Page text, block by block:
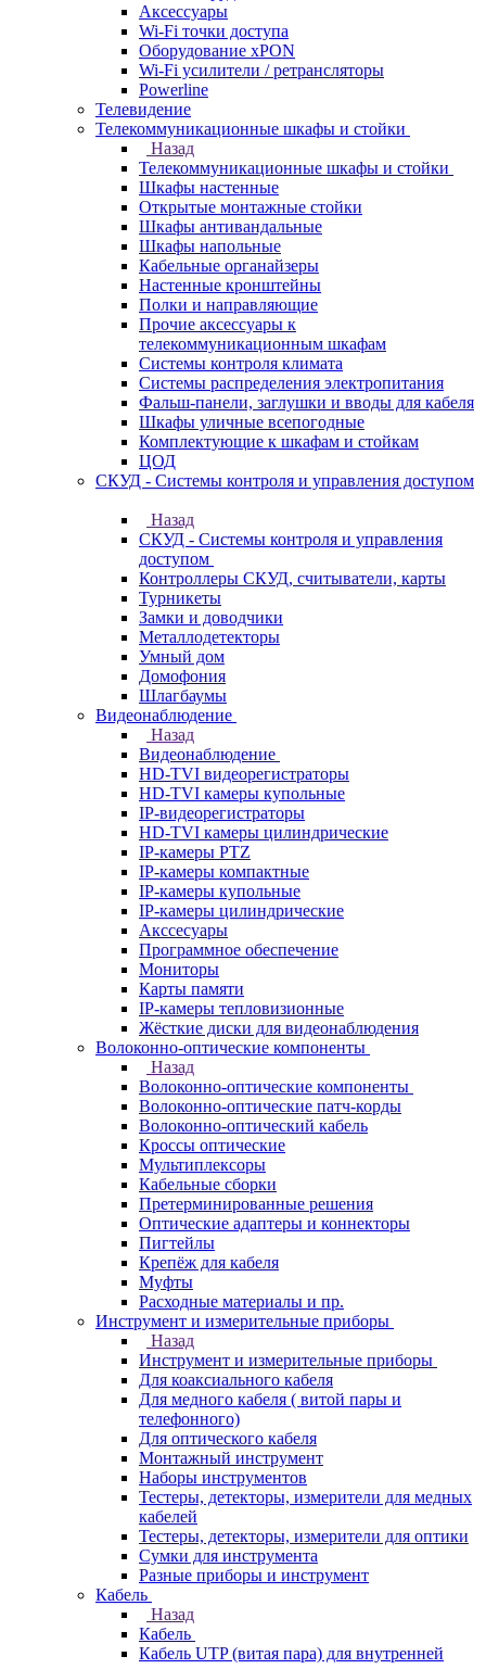
Аксессуары
Wi-Fi точки доступа
Оборудование хPON
Wi-Fi усилители / ретрансляторы
Powerline
Телевидение
Телекоммуникационные шкафы и стойки
Назад
Телекоммуникационные шкафы и стойки
Шкафы настенные
Открытые монтажные стойки
Шкафы антивандальные
Шкафы напольные
Кабельные органайзеры
Настенные кронштейны
Полки и направляющие
Прочие аксессуары к
телекоммуникационным шкафам
Системы контроля климата
Системы распределения электропитания
Фальш-панели, заглушки и вводы для кабеля
Шкафы уличные всепогодные
Комплектующие к шкафам и стойкам
ЦОД
СКУД - Системы контроля и управления доступом
Назад
СКУД - Системы контроля и управления
доступом
Контроллеры СКУД, считыватели, карты
Турникеты
Замки и доводчики
Металлодетекторы
Умный дом
Домофония
Шлагбаумы
Видеонаблюдение
Назад
Видеонаблюдение
HD-TVI видеорегистраторы
HD-TVI камеры купольные
IP-видеорегистраторы
HD-TVI камеры цилиндрические
IP-камеры PTZ
IP-камеры компактные
IP-камеры купольные
IP-камеры цилиндрические
Акссесуары
Программное обеспечение
Мониторы
Карты памяти
IP-камеры тепловизионные
Жёсткие диски для видеонаблюдения
Волоконно-оптические компоненты
Назад
Волоконно-оптические компоненты
Волоконно-оптические патч-корды
Волоконно-оптический кабель
Кроссы оптические
Мультиплексоры
Кабельные сборки
Претерминированные решения
Оптические адаптеры и коннекторы
Пигтейлы
Крепёж для кабеля
Муфты
Расходные материалы и пр.
Инструмент и измерительные приборы
Назад
Инструмент и измерительные приборы
Для коаксиального кабеля
Для медного кабеля ( витой пары и
телефонного)
Для оптического кабеля
Монтажный инструмент
Наборы инструментов
Тестеры, детекторы, измерители для медных
кабелей
Тестеры, детекторы, измерители для оптики
Сумки для инструмента
Разные приборы и инструмент
Кабель
Назад
Кабель
Кабель UTP (витая пара) для внутренней